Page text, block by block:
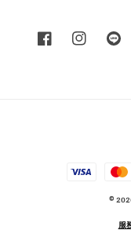
©
服